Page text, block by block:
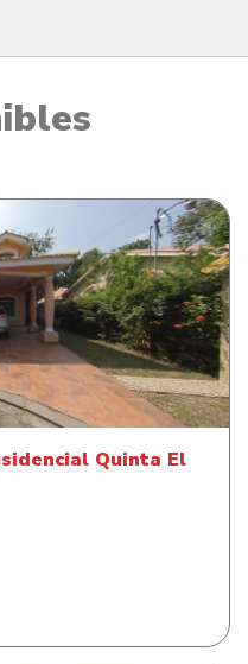
Quinta El Dorado
Quinta El